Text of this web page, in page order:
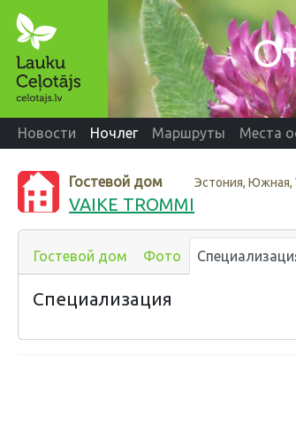
Новости Ночлег Маршруты Места
Гостевой дом Эстония, Южная,
VAIKE TROMMI
Гостевой дом Фото
Специализация